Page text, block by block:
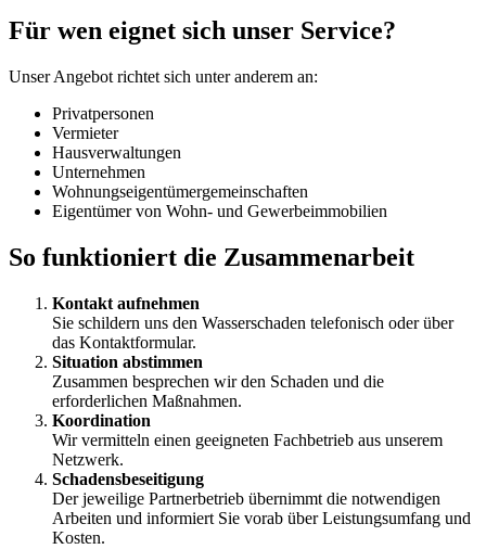
Für wen eignet sich unser Service?
Unser Angebot richtet sich unter anderem an:
Privatpersonen
Vermieter
Hausverwaltungen
Unternehmen
Wohnungseigentümergemeinschaften
Eigentümer von Wohn- und Gewerbeimmobilien
So funktioniert die Zusammenarbeit
Kontakt aufnehmen
Sie schildern uns den Wasserschaden telefonisch oder über
das Kontaktformular.
Situation abstimmen
Zusammen besprechen wir den Schaden und die
erforderlichen Maßnahmen.
Koordination
Wir vermitteln einen geeigneten Fachbetrieb aus unserem
Netzwerk.
Schadensbeseitigung
Der jeweilige Partnerbetrieb übernimmt die notwendigen
Arbeiten und informiert Sie vorab über Leistungsumfang und
Kosten.